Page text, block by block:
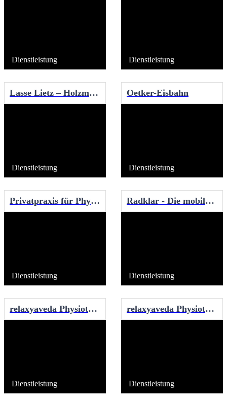
Dienstleistung Dienstleistung
Lasse Lietz – Holzmanufaktur
Dienstleistung
Oetker-Eisbahn
Dienstleistung
Privatpraxis für Physiotherapie Carla Grimmelt
Dienstleistung
Radklar - Die mobile Fahrradwerkstatt
Dienstleistung
relaxyaveda Physiotherapie
Dienstleistung
relaxyaveda Physiotherapie
Dienstleistung